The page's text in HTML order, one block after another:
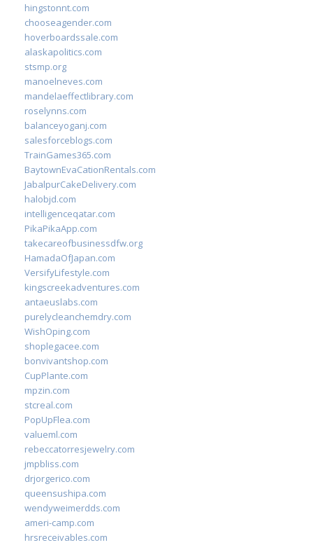
hingstonnt.com
chooseagender.com
hoverboardssale.com
alaskapolitics.com
stsmp.org
manoelneves.com
mandelaeffectlibrary.com
roselynns.com
balanceyoganj.com
salesforceblogs.com
TrainGames365.com
BaytownEvaCationRentals.com
JabalpurCakeDelivery.com
halobjd.com
intelligenceqatar.com
PikaPikaApp.com
takecareofbusinessdfw.org
HamadaOfJapan.com
VersifyLifestyle.com
kingscreekadventures.com
antaeuslabs.com
purelycleanchemdry.com
WishOping.com
shoplegacee.com
bonvivantshop.com
CupPlante.com
mpzin.com
stcreal.com
PopUpFlea.com
valueml.com
rebeccatorresjewelry.com
jmpbliss.com
drjorgerico.com
queensushipa.com
wendyweimerdds.com
ameri-camp.com
hrsreceivables.com